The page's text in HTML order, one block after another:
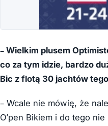
– Wielkim plusem
co za tym idzie, bardzo
Bic z flotą 30 jachtów
– Wcale nie mówię, że
O’pen Bikiem i do tego